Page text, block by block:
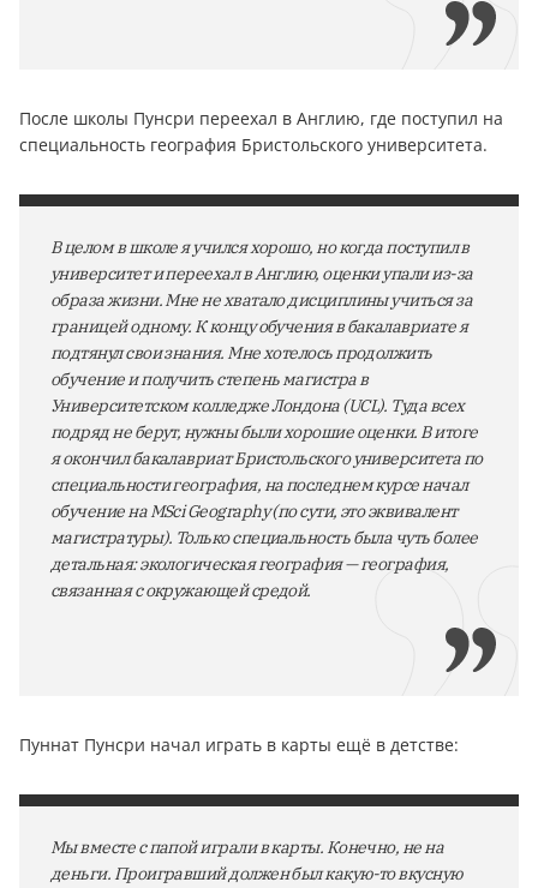
После школы Пунсри переехал в Англию, где поступил на
специальность география Бристольского университета.
В целом в школе я учился хорошо, но когда поступил в
университет и переехал в Англию, оценки упали из-за
образа жизни. Мне не хватало дисциплины учиться за
границей одному. К концу обучения в бакалавриате я
подтянул свои знания. Мне хотелось продолжить
обучение и получить степень магистра в
Университетском колледже Лондона (UCL). Туда всех
подряд не берут, нужны были хорошие оценки. В итоге
я окончил бакалавриат Бристольского университета по
специальности география, на последнем курсе начал
обучение на MSci Geography (по сути, это эквивалент
магистратуры). Только специальность была чуть более
детальная: экологическая география — география,
связанная с окружающей средой.
Пуннат Пунсри начал играть в карты ещё в детстве:
Мы вместе с папой играли в карты. Конечно, не на
деньги. Проигравший должен был какую-то вкусную